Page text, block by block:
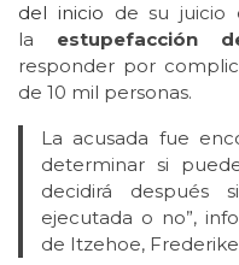
del inicio de su juicio
la estupefacción
responder por
de 10 mil personas.
La acusada fue
determinar si
decidirá
ejecutada o no”,
de Itzehoe,